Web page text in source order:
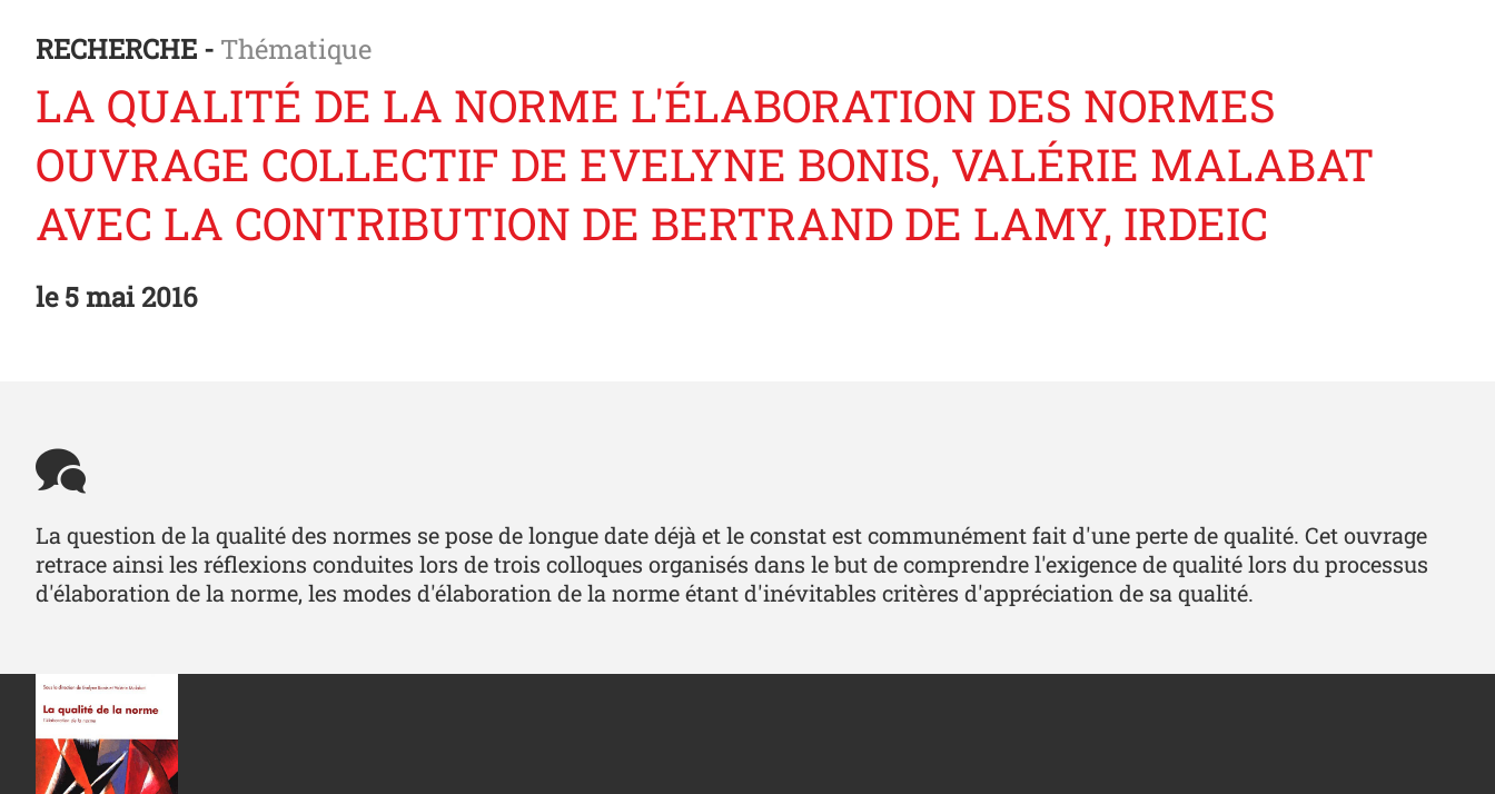
RECHERCHE - Thématique
LA QUALITÉ DE LA NORME L'ÉLABORATION DES NORMES
OUVRAGE COLLECTIF DE EVELYNE BONIS, VALÉRIE MALABAT
AVEC LA CONTRIBUTION DE BERTRAND DE LAMY, IRDEIC
le5 mai 2016
La question de la qualité des normes se pose de longue date déjà et le constat est communément fait d'une perte de qualité. Cet ouvrage
retrace ainsi les réflexions conduites lors de trois colloques organisés dans le but de comprendre l'exigence de qualité lors du processus
d'élaboration de la norme, les modes d'élaboration de la norme étant d'inévitables critères d'appréciation de sa qualité.